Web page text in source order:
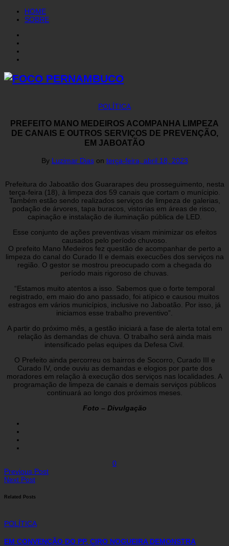
HOME
SOBRE
POLÍTICA
PREFEITO MANO MEDEIROS ACOMPANHA LIMPEZA
DE CANAIS E OUTROS SERVIÇOS DE PREVENÇÃO,
EM JABOATÃO
By Luzimar Dias on terça-feira, abril 18, 2023
Prefeitura do Jaboatão dos Guararapes deu prosseguimento, nesta
terça-feira (18), à limpeza dos 59 canais que cortam o munícipio.
Também estão sendo realizados serviços de limpeza de galerias,
podação de árvores, tapa buracos, vistorias em áreas de risco,
capinação e instalação de iluminação pública de LED.
Esse conjunto de ações preventivas visam minimizar os efeitos
causados pelo período chuvoso.
O prefeito Mano Medeiros fez questão de acompanhar de perto a
limpeza do canal do Curado II e demais execucões dos serviços na
região. O gestor se mostrou preocupado com a chegada do
período mais rigoroso de chuvas.
“Estamos muito atentos a isso. Sabemos que o forte temporal
registrado, em maio do ano passado, foi atípico e causou muitos
estragos em vários municípios, inclusive no Jaboatão. Por isso, já
iniciamos esse trabalho preventivo”.
A partir do próximo mês, a gestão iniciará a fase de alerta total em
relação às demandas de chuva. O trabalho será ainda mais
intensificado pelas equipes da Defesa Civil.
O Prefeito ainda percorreu os bairros de Socorro, Curado III e
Curado IV, onde ouviu as demandas e elogios por parte dos
moradores em relação à execução dos serviços nas localidades. A
programação de limpeza de canais e demais serviços públicos
continuará ao longo dos próximos meses.
Foto – Divulgação
0
Previous Post
Next Post
Related Posts
POLÍTICA
EM CONVENÇÃO DO PP, CIRO NOGUEIRA DEMONSTRA